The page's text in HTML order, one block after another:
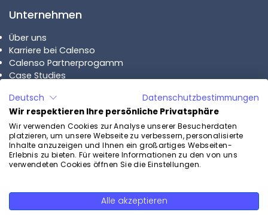
Unternehmen
Über uns
Karriere bei Calenso
Calenso Partnerprogamm
Case Studies
Pläne
Calenso Business
Calenso Enterprise
Preise
Deutsch
Datenschutzbestimmungen
Wir respektieren Ihre persönliche Privatsphäre
Wir verwenden Cookies zur Analyse unserer Besucherdaten
platzieren, um unsere Webseite zu verbessern, personalisierte
Inhalte anzuzeigen und Ihnen ein großartiges Webseiten-
Erlebnis zu bieten. Für weitere Informationen zu den von uns
verwendeten Cookies öffnen Sie die Einstellungen.
Alle akzeptieren